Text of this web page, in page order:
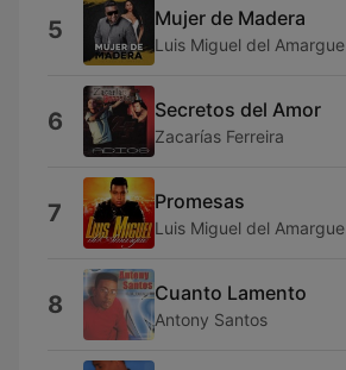
5 Mujer de Madera
Luis Miguel del Amargue
6 Secretos del Amor
Zacarías Ferreira
7 Promesas
Luis Miguel del Amargue
8 Cuanto Lamento
Antony Santos